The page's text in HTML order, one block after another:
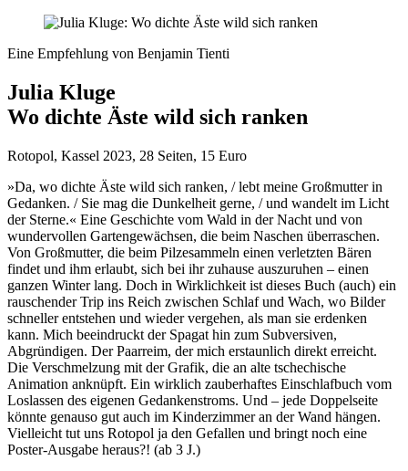
Eine Empfehlung von Benjamin Tienti
Julia Kluge
Wo dichte Äste wild sich ranken
Rotopol, Kassel 2023, 28 Seiten, 15 Euro
»Da, wo dichte Äste wild sich ranken, / lebt meine Großmutter in
Gedanken. / Sie mag die Dunkelheit gerne, / und wandelt im Licht
der Sterne.« Eine Geschichte vom Wald in der Nacht und von
wundervollen Gartengewächsen, die beim Naschen überraschen.
Von Großmutter, die beim Pilzesammeln einen verletzten Bären
findet und ihm erlaubt, sich bei ihr zuhause auszuruhen – einen
ganzen Winter lang. Doch in Wirklichkeit ist dieses Buch (auch) ein
rauschender Trip ins Reich zwischen Schlaf und Wach, wo Bilder
schneller entstehen und wieder vergehen, als man sie erdenken
kann. Mich beeindruckt der Spagat hin zum Subversiven,
Abgründigen. Der Paarreim, der mich erstaunlich direkt erreicht.
Die Verschmelzung mit der Grafik, die an alte tschechische
Animation anknüpft. Ein wirklich zauberhaftes Einschlafbuch vom
Loslassen des eigenen Gedankenstroms. Und – jede Doppelseite
könnte genauso gut auch im Kinderzimmer an der Wand hängen.
Vielleicht tut uns Rotopol ja den Gefallen und bringt noch eine
Poster-Ausgabe heraus?! (ab 3 J.)